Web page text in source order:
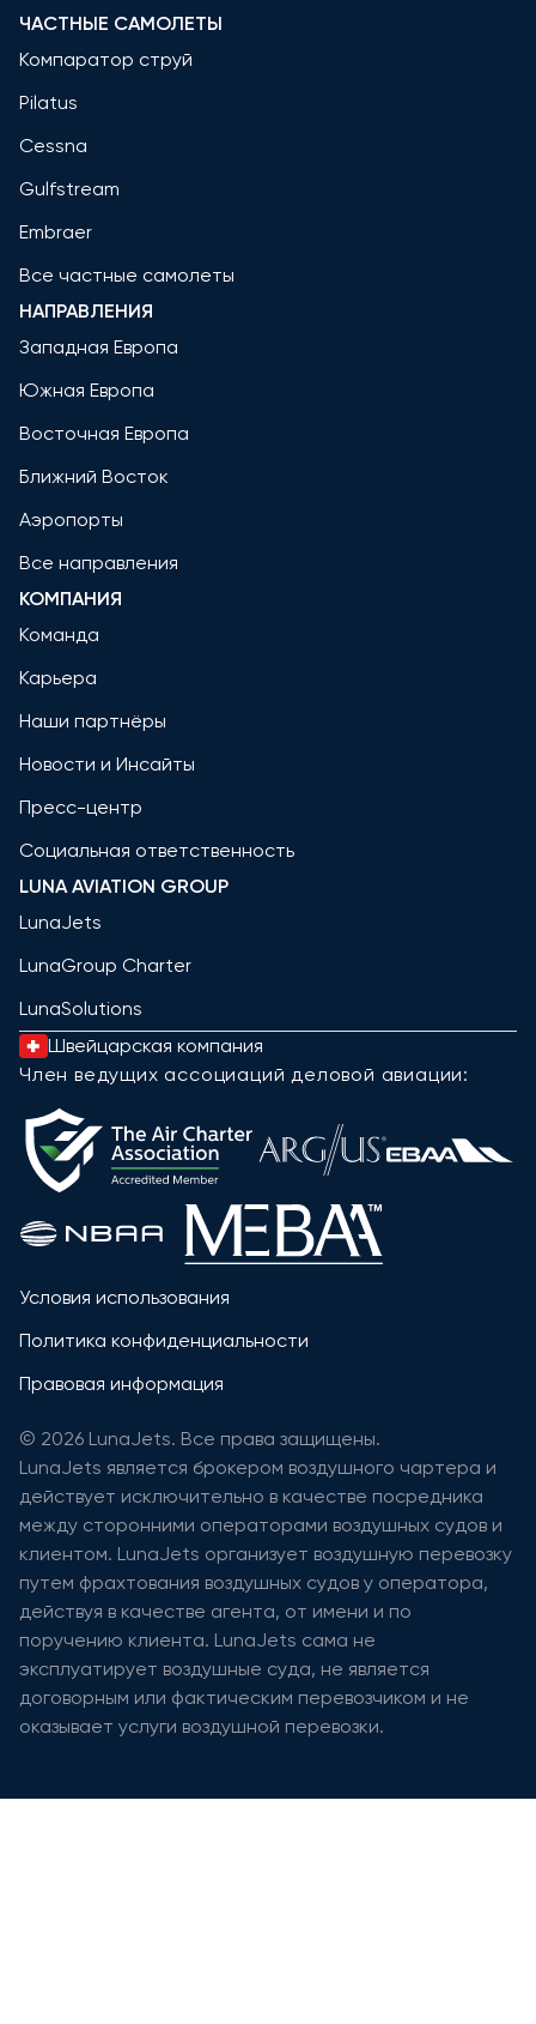
ЧАСТНЫЕ САМОЛЕТЫ
Компаратор струй
Pilatus
Cessna
Gulfstream
Embraer
Все частные самолеты
НАПРАВЛЕНИЯ
Западная Европа
Южная Европа
Восточная Европа
Ближний Восток
Аэропорты
Все направления
КОМПАНИЯ
Команда
Карьера
Наши партнёры
Новости и Инсайты
Пресс-центр
Социальная ответственность
LUNA AVIATION GROUP
LunaJets
LunaGroup Charter
LunaSolutions
Швейцарская компания
Член ведущих ассоциаций деловой авиации:
Условия использования
Политика конфиденциальности
Правовая информация
© 2026 LunaJets. Все права защищены.
LunaJets является брокером воздушного чартера и
действует исключительно в качестве посредника
между сторонними операторами воздушных судов и
клиентом. LunaJets организует воздушную перевозку
путем фрахтования воздушных судов у оператора,
действуя в качестве агента, от имени и по
поручению клиента. LunaJets сама не
эксплуатирует воздушные суда, не является
договорным или фактическим перевозчиком и не
оказывает услуги воздушной перевозки.